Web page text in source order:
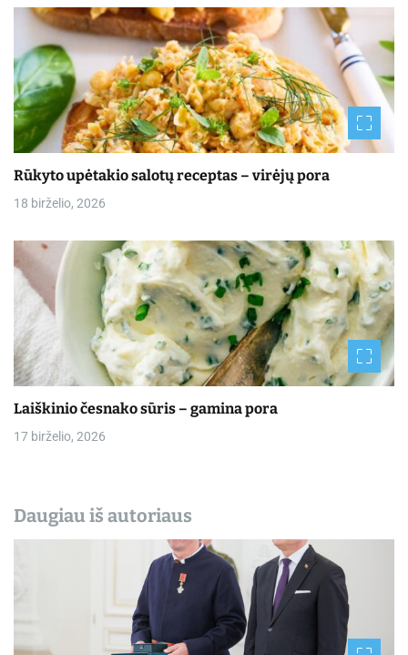
Rūkyto upėtakio salotų receptas – virėjų pora
18 birželio, 2026
Laiškinio česnako sūris – gamina pora
17 birželio, 2026
Daugiau iš autoriaus